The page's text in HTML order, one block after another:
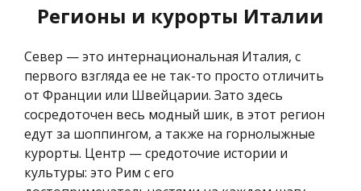
Регионы и курорты Италии
Север — это интернациональная Италия, с
первого взгляда ее не так-то просто отличить
от Франции или Швейцарии. Зато здесь
сосредоточен весь модный шик, в этот регион
едут за шоппингом, а также на горнолыжные
курорты. Центр — средоточие истории и
культуры: это Рим с его